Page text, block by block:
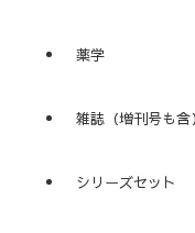
薬学
雑誌（増刊号も含）
シリーズセット